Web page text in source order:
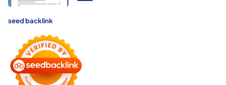
seed backlink